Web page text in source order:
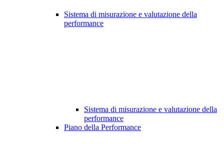
Sistema di misurazione e valutazione della
performance
Sistema di misurazione e valutazione della
performance
Piano della Performance